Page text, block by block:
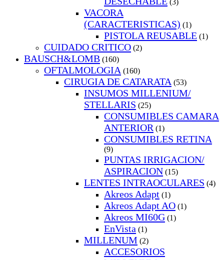
(3)
VACORA
(CARACTERISTICAS) (1)
PISTOLA REUSABLE (1)
CUIDADO CRITICO (2)
BAUSCH&LOMB (160)
OFTALMOLOGIA (160)
CIRUGIA DE CATARATA (53)
INSUMOS MILLENIUM/
STELLARIS (25)
CONSUMIBLES CAMARA
ANTERIOR (1)
CONSUMIBLES RETINA
(9)
PUNTAS IRRIGACION/
ASPIRACION (15)
LENTES INTRAOCULARES (4)
Akreos Adapt (1)
Akreos Adapt AO (1)
Akreos MI60G (1)
EnVista (1)
MILLENUM (2)
ACCESORIOS